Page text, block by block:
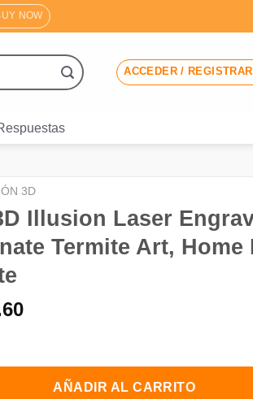
NOW
ACCEDER /
3D
Illusion Laser
Termite Art, Home
El
es:
€2.60.
AÑADIR AL CARRITO